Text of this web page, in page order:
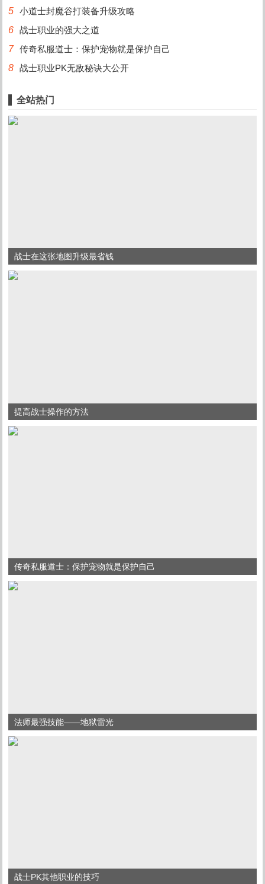
5
小道士封魔谷打装备升级攻略
6
战士职业的强大之道
7 传奇私服道士：保护宠物就是保护自己
8
战士职业PK无敌秘诀大公开
全站热门
战士在这张地图升级最省钱
提高战士操作的方法
传奇私服道士：保护宠物就是保护自己
法师最强技能——地狱雷光
战士PK其他职业的技巧